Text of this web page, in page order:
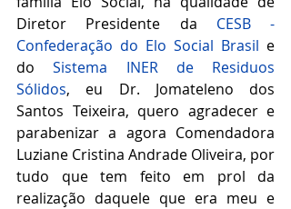
Diretor Presidente da CESB -
Confederação do Elo Social Brasil e
do Sistema INER de Residuos
Sólidos, eu Dr. Jomateleno dos
Santos Teixeira, quero agradecer e
parabenizar a agora Comendadora
Luziane Cristina Andrade Oliveira, por
tudo que tem feito em prol da
realização daquele que era meu e